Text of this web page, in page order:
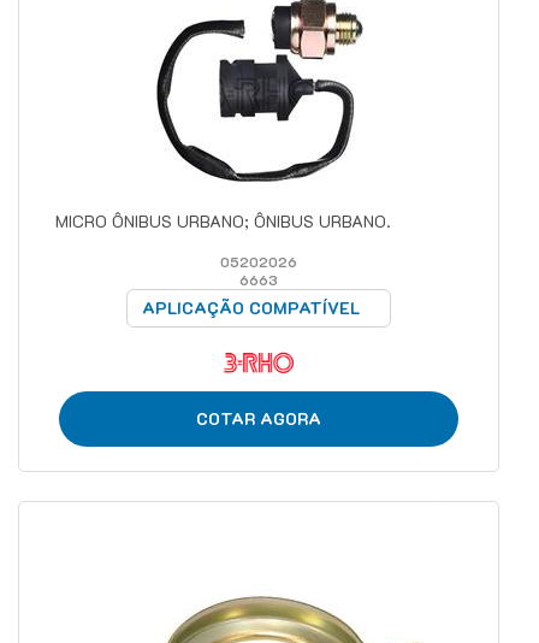
MICRO ÔNIBUS URBANO; ÔNIBUS URBANO.
05202026
6663
APLICAÇÃO COMPATÍVEL
COTAR AGORA